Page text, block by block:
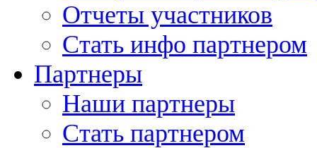
Отчеты участников
Стать инфо партнером
Партнеры
Наши партнеры
Стать партнером